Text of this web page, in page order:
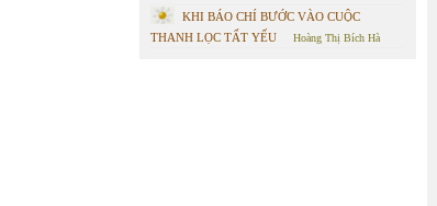
KHI BÁO CHÍ BƯỚC VÀO CUỘC
THANH LỌC TẤT YẾU
Hoàng Thị Bích Hà